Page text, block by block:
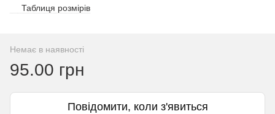
Таблиця розмірів
Немає в наявності
95.00 грн
Повідомити, коли з'явиться